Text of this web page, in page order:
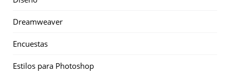
Dreamweaver
Encuestas
Estilos para Photoshop